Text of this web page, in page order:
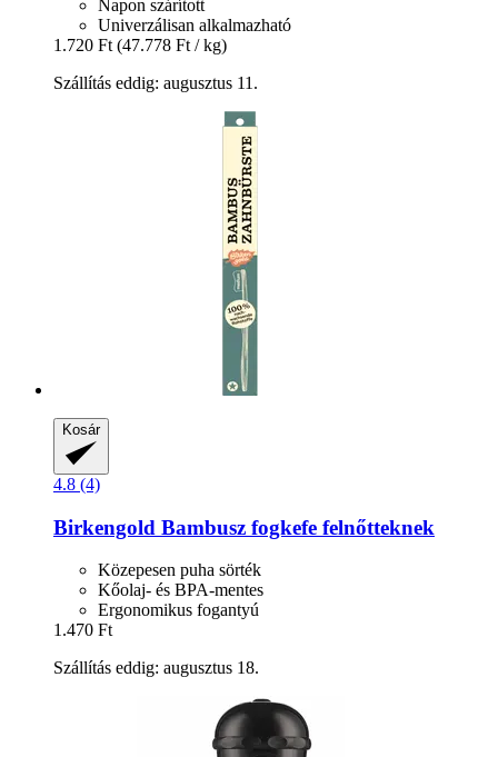
Napon szárított
Univerzálisan alkalmazható
1.720 Ft (47.778 Ft / kg)
Szállítás eddig: augusztus 11.
Kosár
4.8 (4)
Birkengold Bambusz fogkefe felnőtteknek
Közepesen puha sörték
Kőolaj- és BPA-mentes
Ergonomikus fogantyú
1.470 Ft
Szállítás eddig: augusztus 18.